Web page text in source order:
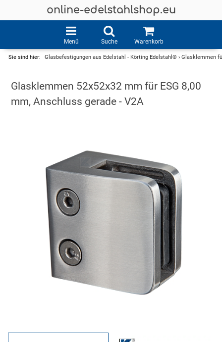
online-edelstahlshop.eu
Menü Suche Warenkorb
Sie sind hier: Glasbefestigungen aus Edelstahl - Körting Edelstahl® › Glasklemmen
Glasklemmen 52x52x32 mm für ESG 8,00
mm, Anschluss gerade - V2A